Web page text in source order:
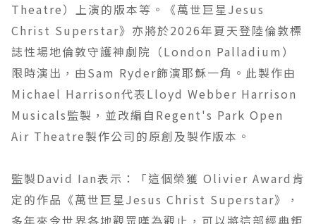
Theatre）上演的版本等。《萬世巨星Jesus
Christ Superstar》亦將於2026年夏天登陸倫敦標
誌性場地倫敦守護神劇院（London Palladium）
限時演出，由Sam Ryder飾演耶穌一角。此製作由
Michael Harrison代表Lloyd Webber Harrison
Musicals監製，並改編自Regent's Park Open
Air Theatre製作公司的原創及製作版本。
監製David Ian表示：「這個榮獲 Olivier Award肯
定的作品《萬世巨星Jesus Christ Superstar》，
多年來令世界各地觀眾嘆為觀止，可以將這部經典鉅